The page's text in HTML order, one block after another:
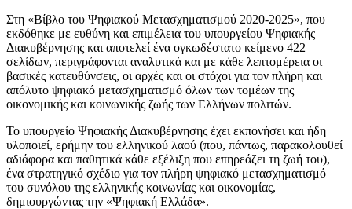
Στη «Βίβλο του Ψηφιακού Μετασχηματισμού 2020-2025», που
εκδόθηκε με ευθύνη και επιμέλεια του υπουργείου Ψηφιακής
Διακυβέρνησης και αποτελεί ένα ογκωδέστατο κείμενο 422
σελίδων, περιγράφονται αναλυτικά και με κάθε λεπτομέρεια οι
βασικές κατευθύνσεις, οι αρχές και οι στόχοι για τον πλήρη και
απόλυτο ψηφιακό μετασχηματισμό όλων των τομέων της
οικονομικής και κοινωνικής ζωής των Ελλήνων πολιτών.
Το υπουργείο Ψηφιακής Διακυβέρνησης έχει εκπονήσει και ήδη
υλοποιεί, ερήμην του ελληνικού λαού (που, πάντως, παρακολουθεί
αδιάφορα και παθητικά κάθε εξέλιξη που επηρεάζει τη ζωή του),
ένα στρατηγικό σχέδιο για τον πλήρη ψηφιακό μετασχηματισμό
του συνόλου της ελληνικής κοινωνίας και οικονομίας,
δημιουργώντας την «Ψηφιακή Ελλάδα».